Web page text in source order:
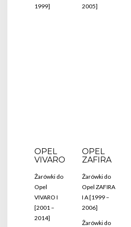
1999]
2005]
OPEL
VIVARO
Żarówki do
Opel
VIVARO I
[2001 –
2014]
OPEL
ZAFIRA
Żarówki do
Opel ZAFIRA
I A [1999 –
2006]
Żarówki do